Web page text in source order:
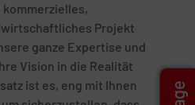
kommerzielles,
Projekt
ganze Expertise und
Vision in die Realität
ist es, eng mit Ihnen